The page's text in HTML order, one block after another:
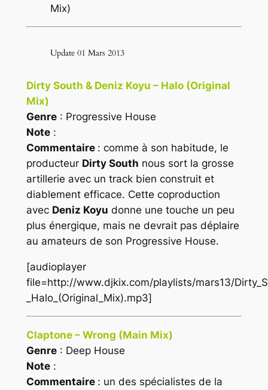
Mix)
Update 01 Mars 2013
Dirty South & Deniz Koyu – Halo (Original
Mix)
Genre: Progressive House
Note:
Commentaire : comme à son habitude, le
producteur Dirty South nous sort la grosse
artillerie avec un track bien construit et
diablement efficace. Cette coproduction
avec Deniz Koyu donne une touche un peu
plus énergique, mais ne devrait pas déplaire
au amateurs de son Progressive House.
[audioplayer
file=http://www.djkix.com/playlists/mars13/
_Halo_(Original_Mix).mp3]
Claptone – Wrong (Main Mix)
Genre: Deep House
Note:
Commentaire : un des spécialistes de la